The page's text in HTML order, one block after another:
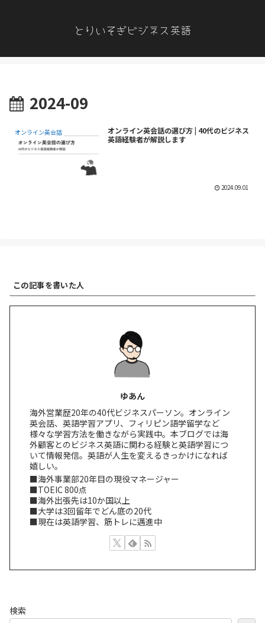
とりいそぎビジネス英語
2024-09
オンライン英会話
オンライン英会話の選び方 | 40代のビジネス
英語経験者が解説します
2024.09.01
この記事を書いた人
ゆあん
海外営業歴20年の40代ビジネスパーソン。オンライン
英会話、英語学習アプリ、フィリピン語学留学など
様々な学習方法を働きながら実践中。本ブログでは海
外顧客とのビジネス英語に関わる経験と英語学習につ
いて情報発信。英語が人生を変えるきっかけになれば
嬉しい。
■海外事業部20年目の現役マネージャー
■TOEIC 800点
■海外出張先は10か国以上
■大学は3回留年でどん底の20代
■現在は英語学習、筋トレに邁進中
検索